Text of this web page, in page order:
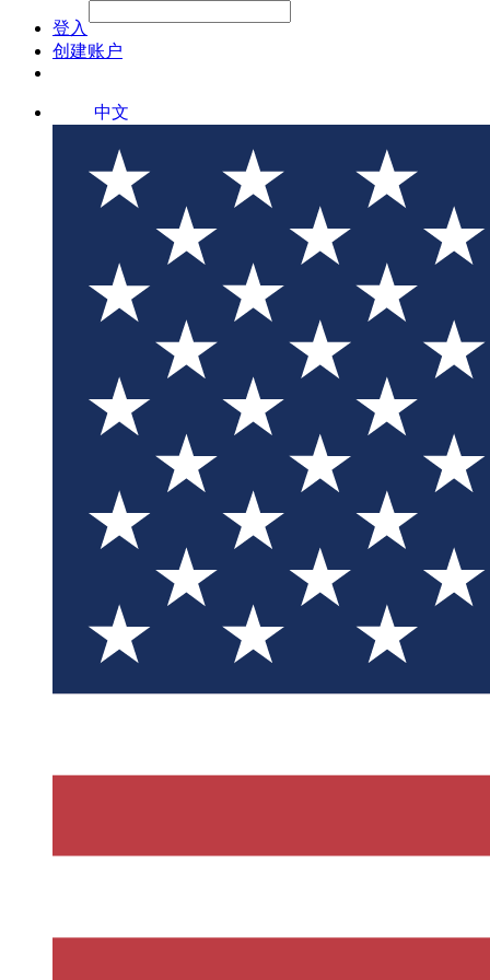
登入
创建账户
中文